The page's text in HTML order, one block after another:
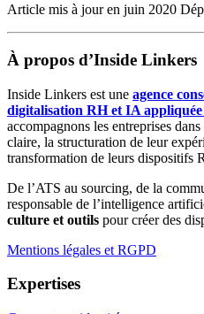
Article mis à jour en juin 2020
À propos d’Inside Linkers
Inside Linkers est une agence
digitalisation RH et IA
accompagnons les entreprises
claire, la structuration de leur
transformation de leurs dispositifs
De l’ATS au sourcing, de la
responsable de l’intelligence
culture et outils pour créer des
Mentions légales et RGPD
Expertises